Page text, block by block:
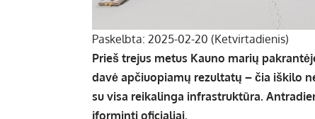
Paskelbta: 2025-02-20 (Ketvirtadienis)
Prieš trejus metus Kauno marių
davė apčiuopiamų rezultatų – čia iškilo
su visa reikalinga infrastruktūra.
įforminti oficialiai.